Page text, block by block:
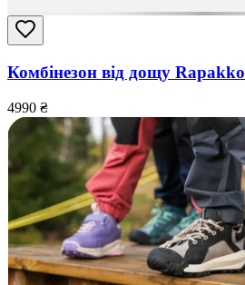
Комбінезон від дощу Rapakko
4990 ₴